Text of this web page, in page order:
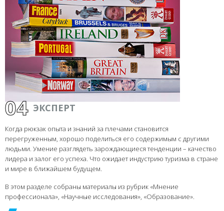
04 ЭКСПЕРТ
Когда рюкзак опыта и знаний за плечами становится
перегруженным, хорошо поделиться его содержимым с другими
людьми. Умение разглядеть зарождающиеся тенденции – качество
лидера и залог его успеха. Что ожидает индустрию туризма в стране
и мире в ближайшем будущем.
В этом разделе собраны материалы из рубрик «Мнение
профессионала», «Научные исследования», «Образование».